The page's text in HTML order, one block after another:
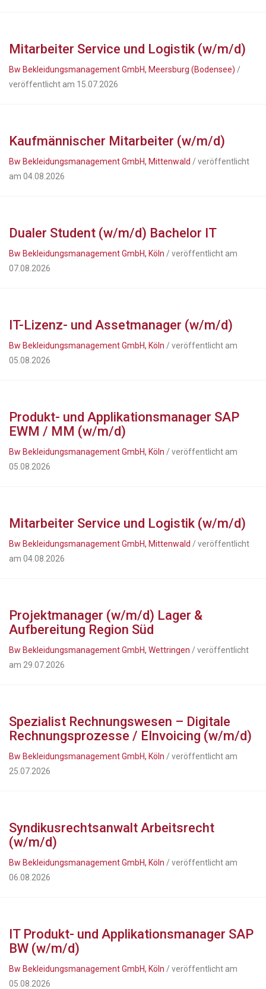
Mitarbeiter Service und Logistik (w/m/d)
Bw Bekleidungsmanagement GmbH, Meersburg (Bodensee) /
veröffentlicht am 15.07.2026
Kaufmännischer Mitarbeiter (w/m/d)
Bw Bekleidungsmanagement GmbH, Mittenwald / veröffentlicht
am 04.08.2026
Dualer Student (w/m/d) Bachelor IT
Bw Bekleidungsmanagement GmbH, Köln / veröffentlicht am
07.08.2026
IT-Lizenz- und Assetmanager (w/m/d)
Bw Bekleidungsmanagement GmbH, Köln / veröffentlicht am
05.08.2026
Produkt- und Applikationsmanager SAP
EWM / MM (w/m/d)
Bw Bekleidungsmanagement GmbH, Köln / veröffentlicht am
05.08.2026
Mitarbeiter Service und Logistik (w/m/d)
Bw Bekleidungsmanagement GmbH, Mittenwald / veröffentlicht
am 04.08.2026
Projektmanager (w/m/d) Lager &
Aufbereitung Region Süd
Bw Bekleidungsmanagement GmbH, Wettringen / veröffentlicht
am 29.07.2026
Spezialist Rechnungswesen – Digitale
Rechnungsprozesse / EInvoicing (w/m/d)
Bw Bekleidungsmanagement GmbH, Köln / veröffentlicht am
25.07.2026
Syndikusrechtsanwalt Arbeitsrecht
(w/m/d)
Bw Bekleidungsmanagement GmbH, Köln / veröffentlicht am
06.08.2026
IT Produkt- und Applikationsmanager SAP
BW (w/m/d)
Bw Bekleidungsmanagement GmbH, Köln / veröffentlicht am
05.08.2026